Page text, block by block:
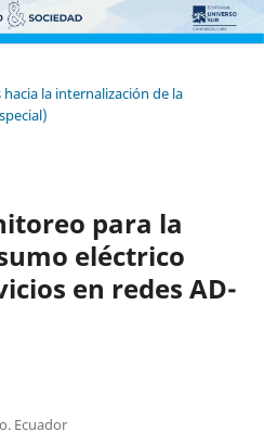
la internalización de la
para la
eléctrico
en redes AD-
Ecuador